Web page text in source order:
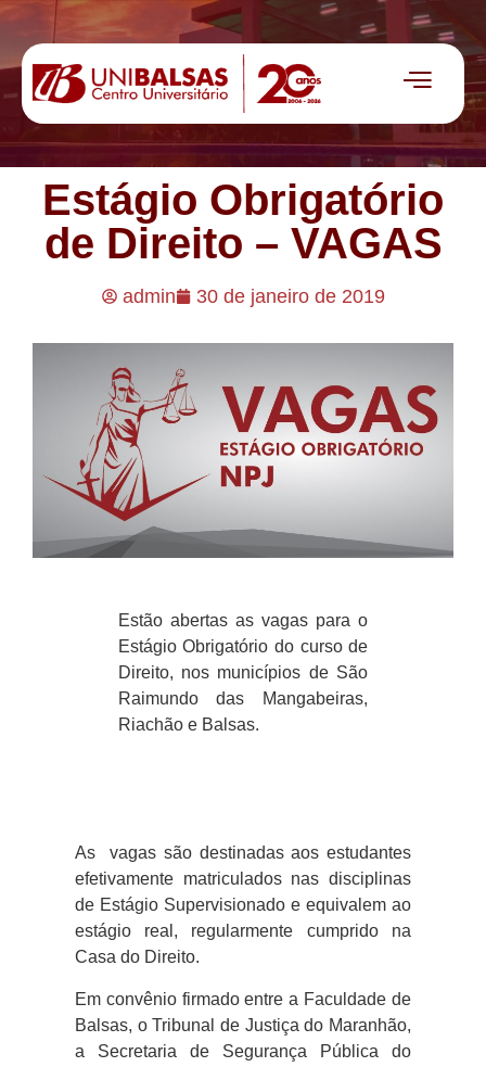
Estágio Obrigatório
de Direito – VAGAS
admin 30 de janeiro de 2019
Estão abertas as vagas para o
Estágio Obrigatório do curso de
Direito, nos municípios de São
Raimundo das Mangabeiras,
Riachão e Balsas.
As vagas são destinadas aos estudantes
efetivamente matriculados nas disciplinas
de Estágio Supervisionado e equivalem ao
estágio real, regularmente cumprido na
Casa do Direito.
Em convênio firmado entre a Faculdade de
Balsas, o Tribunal de Justiça do Maranhão,
a Secretaria de Segurança Pública do